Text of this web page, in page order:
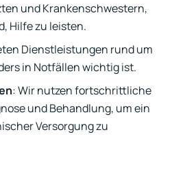
und Krankenschwestern,
Hilfe zu leisten.
Dienstleistungen rund um
in Notfällen wichtig ist.
: Wir nutzen fortschrittliche
und Behandlung, um ein
Versorgung zu